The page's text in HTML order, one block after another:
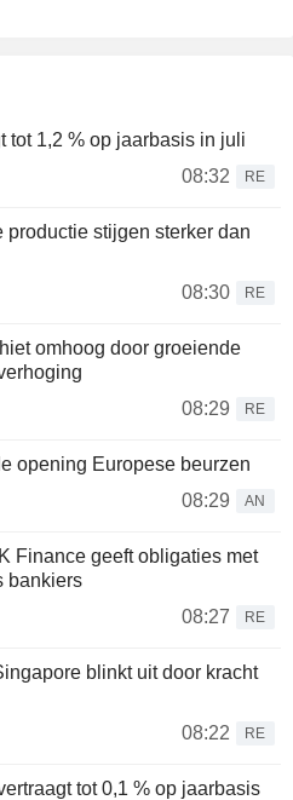
tot 1,2 % op jaarbasis in juli
08:32
RE
stijgen sterker dan
08:30
RE
omhoog door groeiende
08:29
RE
opening Europese beurzen
08:29
AN
Finance geeft obligaties met
bankiers
08:27
RE
blinkt uit door kracht
08:22
RE
tot 0,1 % op jaarbasis